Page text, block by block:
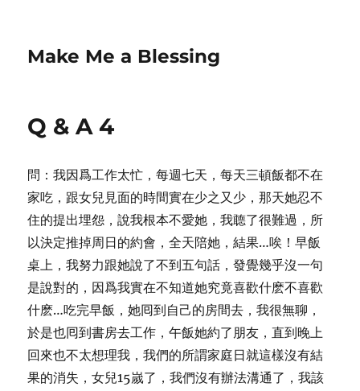
Make Me a Blessing
Q & A 4
問：我因爲工作太忙，每週七天，每天三頓飯都不在
家吃，跟女兒見面的時間實在少之又少，那天她忍不
住的提出埋怨，說我根本不愛她，我聼了很難過，所
以決定推掉周日的約會，全天陪她，結果…唉！早飯
桌上，我努力跟她說了不到五句話，發覺幾乎沒一句
是說對的，因爲我實在不知道她究竟喜歡什麽不喜歡
什麽…吃完早飯，她囘到自己的房間去，我很無聊，
於是也囘到書房去工作，午飯她約了朋友，直到晚上
回來也不太想理我，我們的所謂家庭日就這樣沒有結
果的消失，女兒15嵗了，我們沒有辦法溝通了，我該